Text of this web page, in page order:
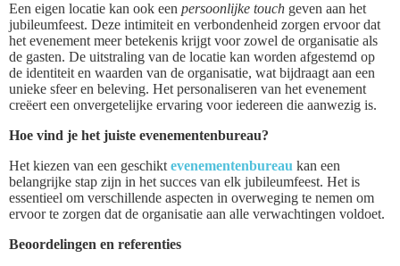
Een eigen locatie kan ook een persoonlijke touch geven aan het
jubileumfeest. Deze intimiteit en verbondenheid zorgen ervoor dat
het evenement meer betekenis krijgt voor zowel de organisatie als
de gasten. De uitstraling van de locatie kan worden afgestemd op
de identiteit en waarden van de organisatie, wat bijdraagt aan een
unieke sfeer en beleving. Het personaliseren van het evenement
creëert een onvergetelijke ervaring voor iedereen die aanwezig is.
Hoe vind je het juiste evenementenbureau?
Het kiezen van een geschikt evenementenbureau kan een
belangrijke stap zijn in het succes van elk jubileumfeest. Het is
essentieel om verschillende aspecten in overweging te nemen om
ervoor te zorgen dat de organisatie aan alle verwachtingen voldoet.
Beoordelingen en referenties